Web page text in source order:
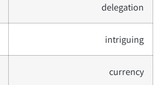
delegation
intriguing
currency